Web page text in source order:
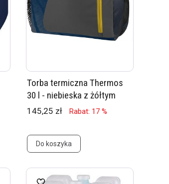
Torba termiczna Thermos
30 l - niebieska z żółtym
145,25 zł Rabat: 17 %
Do koszyka